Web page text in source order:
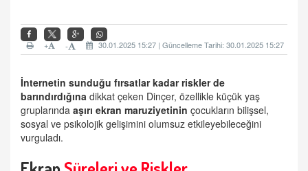
30.01.2025 15:27 | Güncelleme Tarihi: 30.01.2025 15:27
-
+
İnternetin sunduğu fırsatlar kadarrisklerde
barındırdığına dikkat çeken Dinçer, özellikle küçük yaş
gruplarında aşırı ekran maruziyetinin çocukların bilişsel,
sosyal ve psikolojik gelişimini olumsuz etkileyebileceğini
vurguladı.